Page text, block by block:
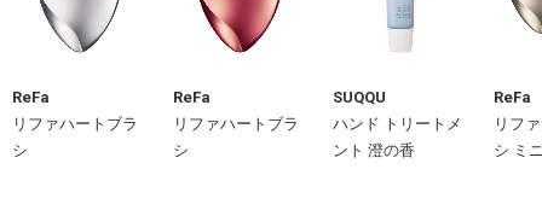
ReFa
リファハートブラ
シ
ReFa
リファハートブラ
シ
SUQQU
ハンド トリートメ
ント 澄の香
ReFa
リフ
シ ミ